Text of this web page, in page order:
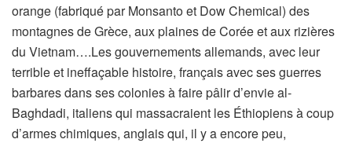
orange (fabriqué par Monsanto et Dow Chemical) des
montagnes de Grèce, aux plaines de Corée et aux rizières
du Vietnam….Les gouvernements allemands, avec leur
terrible et ineffaçable histoire, français avec ses guerres
barbares dans ses colonies à faire pâlir d’envie al-
Baghdadi, italiens qui massacraient les Éthiopiens à coup
d’armes chimiques, anglais qui, il y a encore peu,